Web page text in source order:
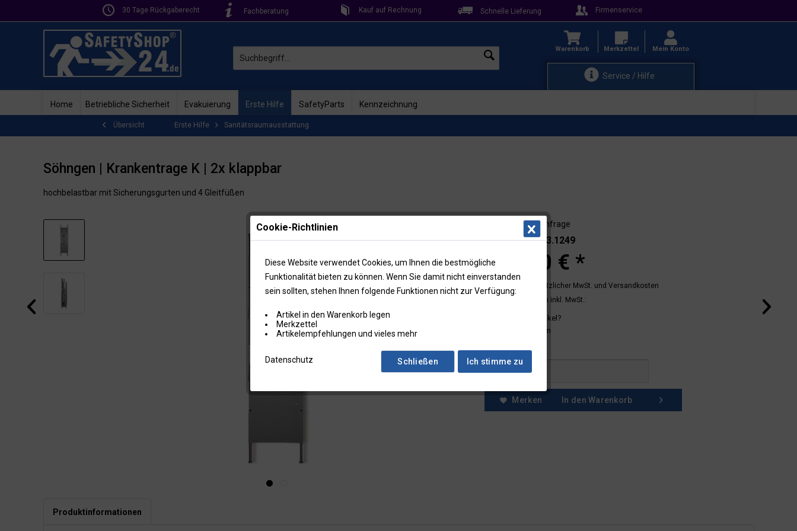
30 Tage Rückgaberecht Fachberatung Kauf auf Rechnung Schnelle Lieferung Firmenservice
Service / Hilfe
Warenkorb Merkzettel Mein Konto
Home Betriebliche Sicherheit Evakuierung Erste Hilfe SafetyParts Kennzeichnung
Übersicht Erste Hilfe Sanitätsraumausstattung
Söhngen | Krankentrage K | 2x klappbar
hochbelastbar mit Sicherungsgurten und 4 Gleitfüßen
Lieferzeit: auf Anfrage
Artikel-Nr.: 103.1249
326,30 € *
* Preise zzgl. gesetzlicher MwSt. und Versandkosten
Preise in Klammern inkl. MwSt.:
Fragen zum Artikel?
Faxbestellschein
Menge:
Merken In den Warenkorb
Produktinformationen
Cookie-Richtlinien
Diese Website verwendet Cookies, um Ihnen die bestmögliche
Funktionalität bieten zu können. Wenn Sie damit nicht einverstanden
sein sollten, stehen Ihnen folgende Funktionen nicht zur Verfügung:
Artikel in den Warenkorb legen
Merkzettel
Artikelempfehlungen und vieles mehr
Datenschutz Ich stimme zu
Schließen